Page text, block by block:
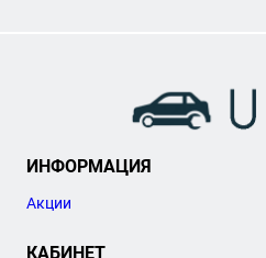
ИНФОРМАЦИЯ
Акции
КАБИНЕТ